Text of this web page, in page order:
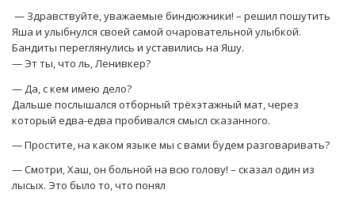
— Здравствуйте, уважаемые биндюжники! – решил пошутить
Яша и улыбнулся своей самой очаровательной улыбкой.
Бандиты переглянулись и уставились на Яшу.
— Эт ты, что ль, Ленивкер?
— Да, с кем имею дело?
Дальше послышался отборный трёхэтажный мат, через
который едва-едва пробивался смысл сказанного.
— Простите, на каком языке мы с вами будем разговаривать?
— Смотри, Хаш, он больной на всю голову! – сказал один из
лысых. Это было то, что понял